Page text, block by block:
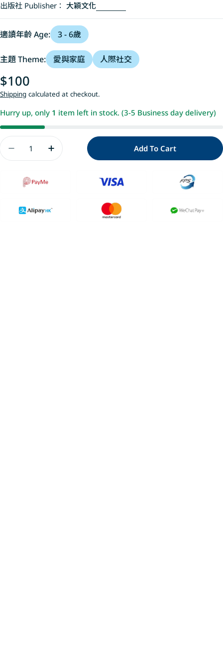
出版社 Publisher： 大穎文化
適讀年齡 Age: 3 - 6歲
主題 Theme: 愛與家庭 人際社交
Regular
price
$100
Shipping calculated at checkout.
Hurry up, only 1 item left in stock. (3-5 Business day delivery)
Decrease Quantity For 即使有苦難，世界還是充滿
Increase Quantity For 即使有苦難，世界
Add To Cart